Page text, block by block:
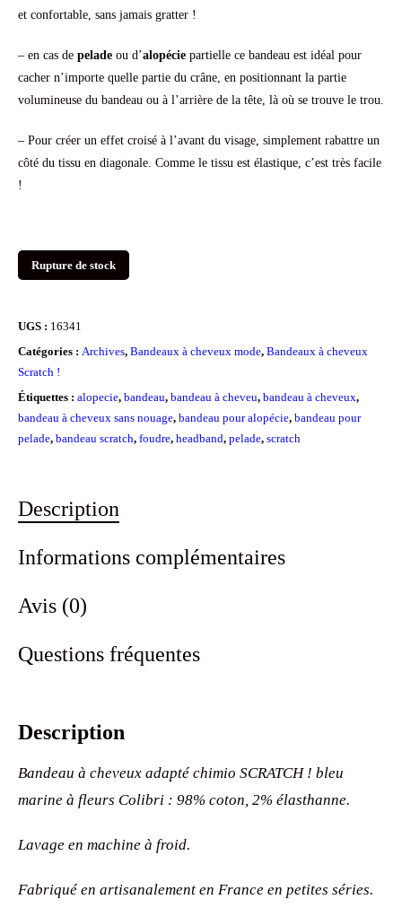
et confortable, sans jamais gratter !
– en cas de pelade ou d’alopécie partielle ce bandeau est idéal pour
cacher n’importe quelle partie du crâne, en positionnant la partie
volumineuse du bandeau ou à l’arrière de la tête, là où se trouve le trou.
– Pour créer un effet croisé à l’avant du visage, simplement rabattre un
côté du tissu en diagonale. Comme le tissu est élastique, c’est très facile
!
Rupture de stock
UGS : 16341
Catégories : Archives, Bandeaux à cheveux mode, Bandeaux à cheveux
Scratch !
Étiquettes : alopecie, bandeau, bandeau à cheveu, bandeau à cheveux,
bandeau à cheveux sans nouage, bandeau pour alopécie, bandeau pour
pelade, bandeau scratch, foudre, headband, pelade, scratch
Description
Informations complémentaires
Avis (0)
Questions fréquentes
Description
Bandeau à cheveux adapté chimio SCRATCH ! bleu
marine à fleurs Colibri : 98% coton, 2% élasthanne.
Lavage en machine à froid.
Fabriqué en artisanalement en France en petites séries.